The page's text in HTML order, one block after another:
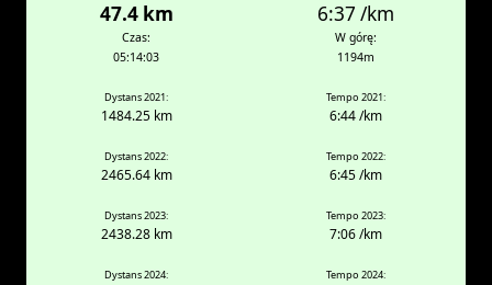
47.4 km 6:37 /km
Czas:
05:14:03
W górę:
1194m
Dystans 2021:
1484.25 km
Tempo 2021:
6:44 /km
Dystans 2022:
2465.64 km
Tempo 2022:
6:45 /km
Dystans 2023:
2438.28 km
Tempo 2023:
7:06 /km
Dystans 2024: Tempo 2024: